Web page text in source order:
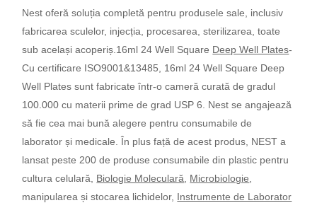
Nest oferă soluția completă pentru produsele sale, inclusiv
fabricarea sculelor, injecția, procesarea, sterilizarea, toate
sub același acoperiș. 16ml 24 Well Square Deep Well Plates­­­­­­­­­­­­­­­­­­­­­­­­­­­­­
Cu certificare ISO9001&13485, 16ml 24 Well Square Deep
Well Plates sunt fabricate într-o cameră curată de gradul
100.000 cu materii prime de grad USP 6. Nest se angajează
să fie cea mai bună alegere pentru consumabile de
laborator și medicale. În plus față de acest produs, NEST a
lansat peste 200 de produse consumabile din plastic pentru
cultura celulară, Biologie Moleculară Microbiologie
manipularea și stocarea lichidelor, Instrumente de Laborator